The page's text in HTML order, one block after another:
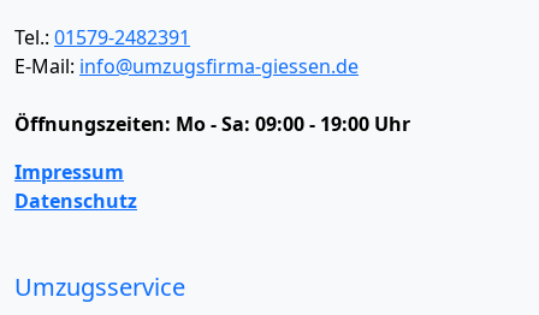
Tel.: 01579-2482391
E-Mail: info@umzugsfirma-giessen.de
Öffnungszeiten: Mo - Sa: 09:00 - 19:00 Uhr
Impressum
Datenschutz
Umzugsservice